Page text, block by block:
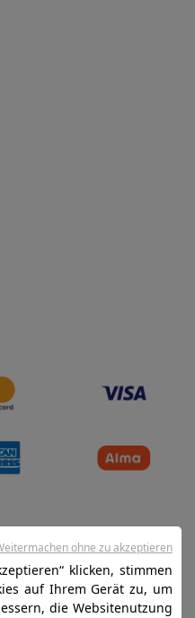
klicken, stimmen
auf Ihrem Gerät zu, um
die Websitenutzung
ohne zu akzeptieren